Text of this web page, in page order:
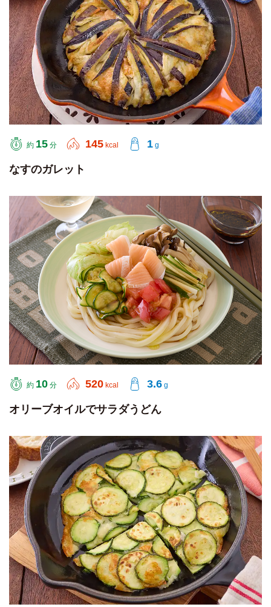
約 15 分 145 kcal 1 g
なすのガレット
約 10 分 520 kcal 3.6 g
オリーブオイルでサラダうどん